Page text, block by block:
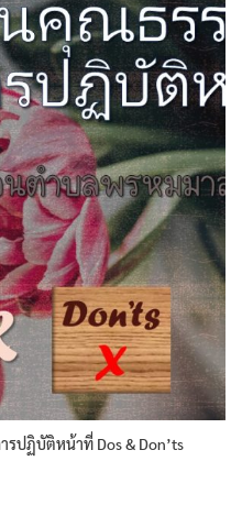
ปฏิบัติหน้าที่ Dos & Don’ts